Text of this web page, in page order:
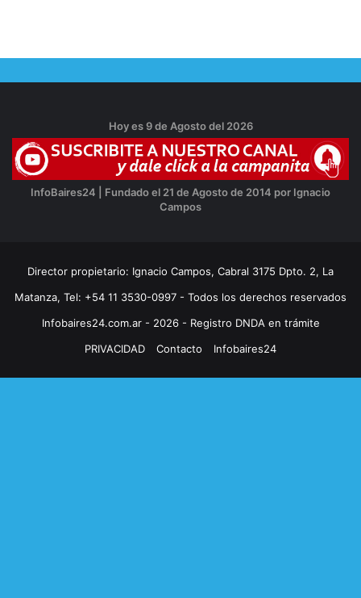
Hoy es 9 de Agosto del 2026
InfoBaires24 | Fundado el 21 de Agosto de 2014 por Ignacio
Campos
Director propietario: Ignacio Campos, Cabral 3175 Dpto. 2, La
Matanza, Tel: +54 11 3530-0997 - Todos los derechos reservados
Infobaires24.com.ar - 2026 - Registro DNDA en trámite
PRIVACIDAD
Contacto Infobaires24